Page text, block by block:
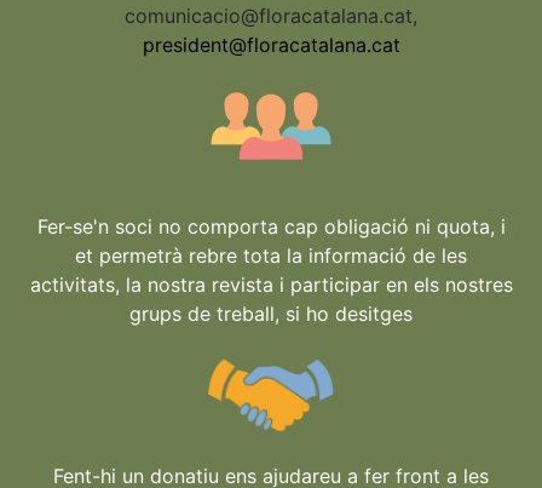
comunicacio@floracatalana.cat,
president@floracatalana.cat
Fer-se'n soci no comporta cap obligació ni quota, i
et permetrà rebre tota la informació de les
activitats, la nostra revista i participar en els nostres
grups de treball, si ho desitges
Fent-hi un donatiu ens ajudareu a fer front a les